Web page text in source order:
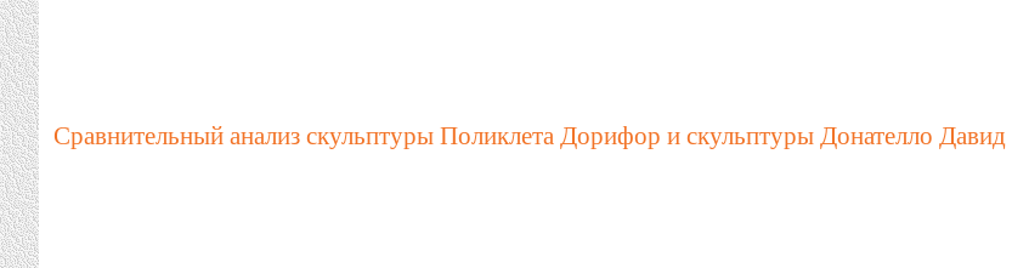
Сравнительный анализ скульптуры Поликлета Дорифор и скульптуры Донателло Давид